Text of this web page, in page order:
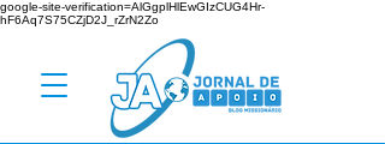
google-site-verification=AlGgplHlEwGIzCUG4Hr-
hF6Aq7S75CZjD2J_rZrN2Zo